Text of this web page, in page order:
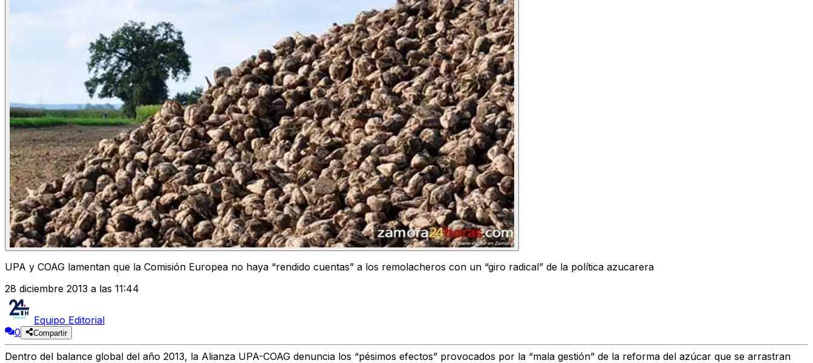
UPA y COAG lamentan que la Comisión Europea no haya “rendido cuentas” a los remolacheros con un “giro radical” de la política azucarera
28 diciembre 2013 a las 11:44
Equipo Editorial
0
Compartir
Dentro del balance global del año 2013, la Alianza UPA-COAG denuncia los “pésimos efectos” provocados por la “mala gestión” de la reforma del azúcar que se arrastran